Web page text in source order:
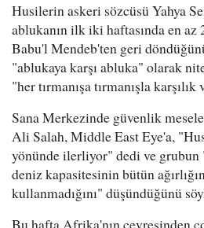
Husilerin askeri sözcüsü Yahya
ablukanın ilk iki haftasında en
Babu'l Mendeb'ten geri
"ablukaya karşı abluka" olarak
"her tırmanışa tırmanışla
Sana Merkezinde güvenlik
Ali Salah, Middle East Eye'a,
yönünde ilerliyor" dedi ve grubun
deniz kapasitesinin bütün
kullanmadığını" düşündüğünü